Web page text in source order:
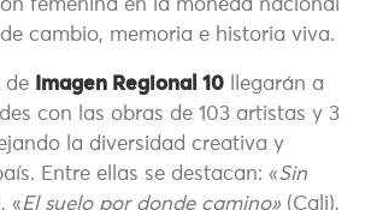
femenina en la moneda nacional
cambio, memoria e historia viva.
de Imagen Regional 10 llegarán a
con las obras de 103 artistas y 3
la diversidad creativa y
Entre ellas se destacan: «Sin
«El suelo por donde camino» (Cali),